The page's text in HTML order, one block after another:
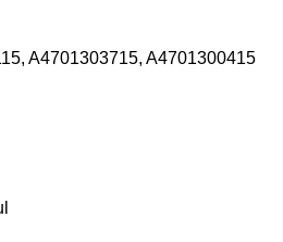
A4701303715, A4701300415